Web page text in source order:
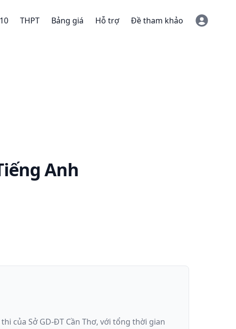
THPT Bảng giá Hỗ trợ Đề tham khảo
Anh
của Sở GD-ĐT Cần Thơ, với tổng thời gian